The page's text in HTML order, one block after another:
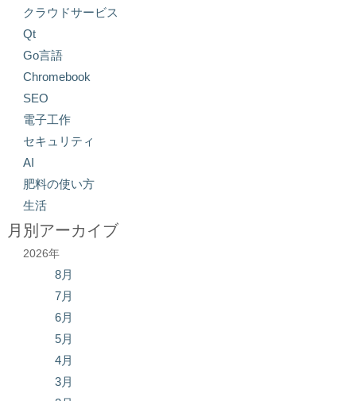
クラウドサービス
Qt
Go言語
Chromebook
SEO
電子工作
セキュリティ
AI
肥料の使い方
生活
月別アーカイブ
2026年
8月
7月
6月
5月
4月
3月